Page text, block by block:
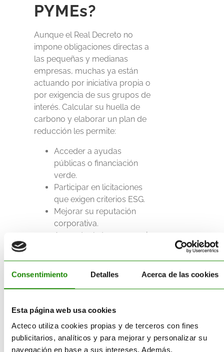
Consentimiento Detalles Acerca de las cookies
Esta página web usa cookies
Acteco utiliza cookies propias y de terceros con fines
publicitarios, analíticos y para mejorar y personalizar su
navegación en base a sus intereses. Además,
PYMEs?
Aunque el Real Decreto no
impone obligaciones directas a
las pequeñas y medianas
empresas, muchas ya están
actuando por iniciativa propia o
por exigencia de sus grupos de
interés. Calcular su huella de
carbono y elaborar un plan de
reducción les permite:
Acceder a ayudas
públicas o financiación
verde.
Participar en licitaciones
que exigen criterios ESG.
Mejorar su reputación
corporativa.
Aumentar la transparencia
inversores.
Detectar oportunidades
Prepararse para futuras
En definitiva, incluso para las